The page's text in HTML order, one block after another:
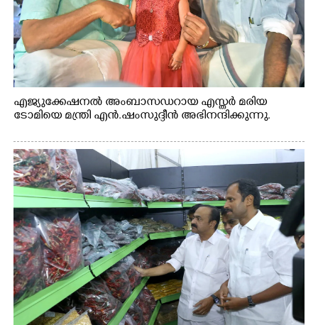
എജ്യുക്കേഷനൽ അംബാസഡറായ എസ്തർ മരിയ
ടോമിയെ മന്ത്രി എൻ.ഷംസുദ്ദീൻ അഭിനന്ദിക്കുന്നു.